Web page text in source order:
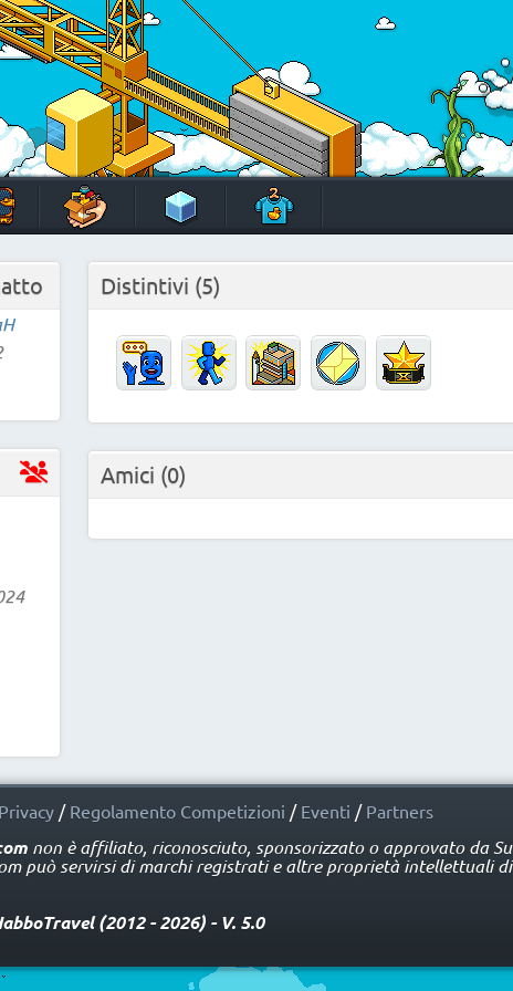
Distintivi (5)
Amici (0)
/ Regolamento Competizioni / Eventi / Partners
non è affiliato, riconosciuto, sponsorizzato o approvato da
può servirsi di marchi registrati e altre proprietà intellettuali
(2012 - 2026) - V. 5.0